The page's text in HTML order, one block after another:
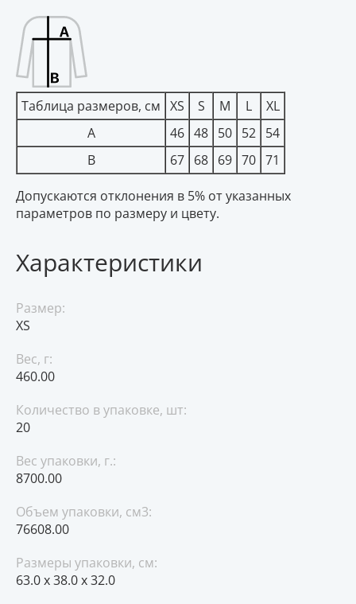
Таблица размеров, см XS S M L
XL
A
46 48 50 52 54
B
67 68 69 70 71
Допускаются отклонения в 5% от указанных
параметров по размеру и цвету.
Характеристики
Размер:
XS
Вес, г:
460.00
Количество в упаковке, шт:
20
Вес упаковки, г.:
8700.00
Объем упаковки, см3:
76608.00
Размеры упаковки, см:
63.0 x 38.0 x 32.0